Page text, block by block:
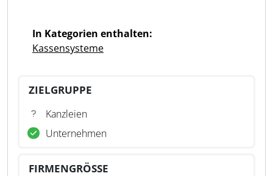
In Kategorien enthalten:
Kassensysteme
ZIELGRUPPE
Kanzleien
Unternehmen
FIRMENGRÖSSE